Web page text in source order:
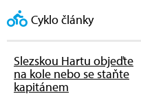
Cyklo články
Slezskou Hartu objeďte
na kole nebo se staňte
kapitánem